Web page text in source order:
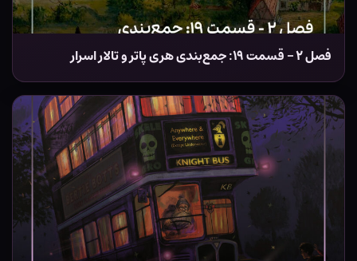
فصل ۲ – قسمت ۱۹: جمع‌بندی هری پاتر و تالار اسرار